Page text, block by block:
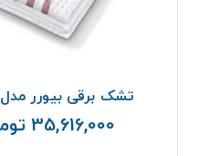
تشک برقی بیورر مدل UB190
35,616,000 تومان